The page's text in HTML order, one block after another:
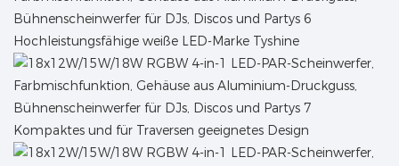
Hochleistungsfähige weiße LED-Marke Tyshine
Kompaktes und für Traversen geeignetes Design